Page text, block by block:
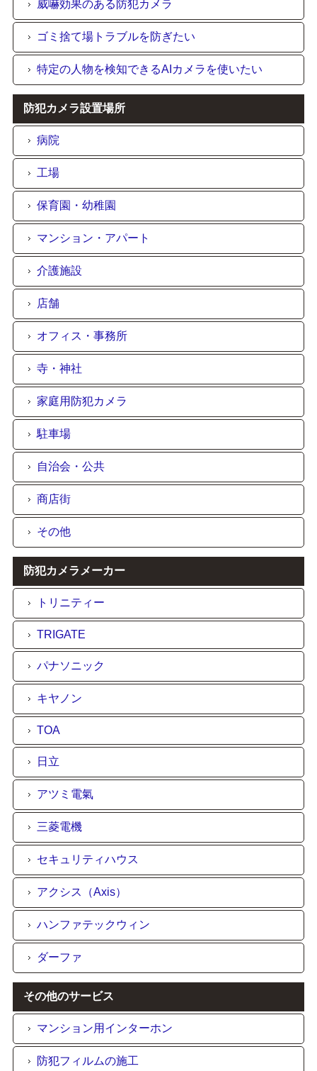
威嚇効果のある防犯カメラ
ゴミ捨て場トラブルを防ぎたい
特定の人物を検知できるAIカメラを使いたい
防犯カメラ設置場所
病院
工場
保育園・幼稚園
マンション・アパート
介護施設
店舗
オフィス・事務所
寺・神社
家庭用防犯カメラ
駐車場
自治会・公共
商店街
その他
防犯カメラメーカー
トリニティー
TRIGATE
パナソニック
キヤノン
TOA
日立
アツミ電氣
三菱電機
セキュリティハウス
アクシス（Axis）
ハンファテックウィン
ダーファ
その他のサービス
マンション用インターホン
防犯フィルムの施工